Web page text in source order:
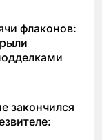
флаконов:
закончился